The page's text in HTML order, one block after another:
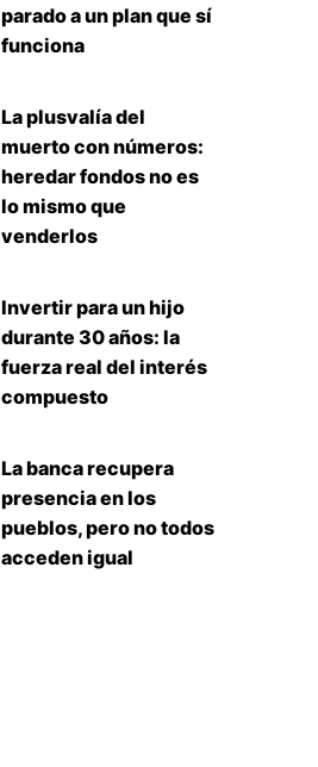
parado a un plan que sí
funciona
La plusvalía del
muerto con números:
heredar fondos no es
lo mismo que
venderlos
Invertir para un hijo
durante 30 años: la
fuerza real del interés
compuesto
La banca recupera
presencia en los
pueblos, pero no todos
acceden igual